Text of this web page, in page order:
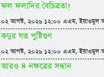
ফল ফলাদির বৈচিত্রতা!
০২ আগস্ট, ২০২৬ ১২:০০ এএম, ইয়াওমুল
কদুর যত পুষ্টিগুণ
০২ আগস্ট, ২০২৬ ১২:০০ এএম, ইয়াওমুল
আরও ৪ নক্ষত্রের সন্ধান